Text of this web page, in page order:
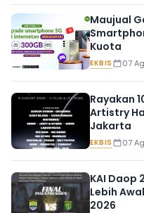
Maujual
Kuota
EKBIS 07
Rayakan
Artistry
Jakarta
EKBIS 07
KAI Daop
Lebih
2026